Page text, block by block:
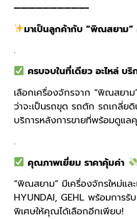
——————————-
มาเป็นลูกค้ากับ “พิณสยาม”
.
ครบจบในที่เดียว อะไหล่ บ
เลือกเครื่องจักรจาก “พิณสยาม
ว่าจะเป็นรถขุด รถตัก รถเกลี่ย
บริการหลังการขายที่พร้อมดูแ
.
คุณภาพเยี่ยม ราคาคุ้มค่า
“พิณสยาม” มีเครื่องจักรใหม่แ
HYUNDAI, GEHL พร้อมการรั
พิเศษให้คุณได้เลือกอีกเพียบ!